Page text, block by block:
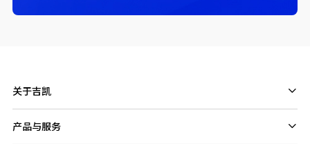
关于吉凯
产品与服务